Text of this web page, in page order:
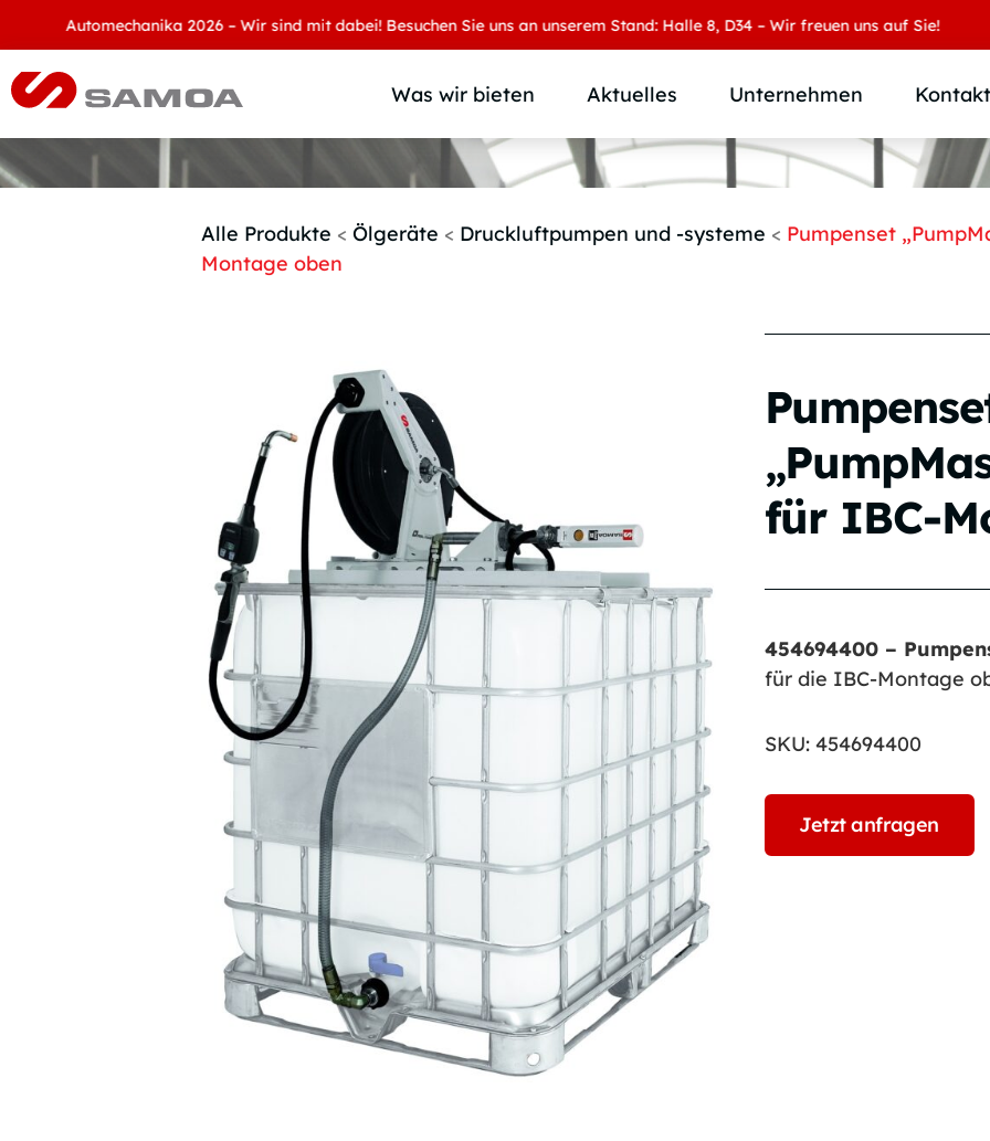
Automechanika 2026 – Wir sind mit dabei! Besuchen Sie uns an unserem Stand: Halle 8, D34 – Wir freuen uns auf Sie!
Was wir bieten
Produktübersicht
Produktkategorie
Aktuelles Unternehmen
Wer wir sind
SAMOA Gruppe
Kontakt
Alle Produkte < Ölgeräte < Druckluftpumpen und -systeme < Pumpenset
Montage oben
für IBC-
454694400 –
für die IBC-Montage
SKU: 454694400
Jetzt anfragen